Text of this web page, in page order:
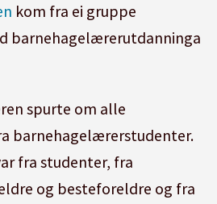
kom fra ei gruppe
barnehagelærerutdanninga
spurte om alle
barnehagelærerstudenter.
fra studenter, fra
og besteforeldre og fra